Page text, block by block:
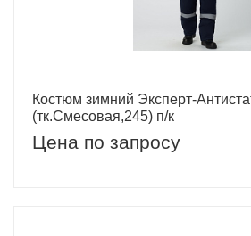
Костюм зимний Эксперт-
(тк.Смесовая,245) п/к
Цена по запросу